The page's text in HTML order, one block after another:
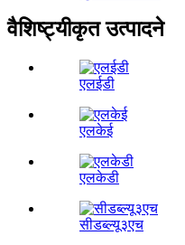
वैशिष्ट्यीकृत उत्पादने
एलईडी
एलकेई
एलकेडी
सीडब्ल्यू३एच